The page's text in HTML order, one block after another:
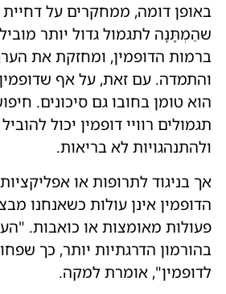
באופן דומה, ממחקרים על דחיית
שהַמְתָּנָה לתגמול גדול יותר
ברמות הדופמין, ומחזקת את
והתמדה. עם זאת, על אף שדופמין
הוא טומן בחובו גם סיכונים.
תגמולים רוויי דופמין יכול
ולהתנהגויות לא בריאות.
אך בניגוד לתרופות או
הדופמין אינן עולות כשאנחנו
פעולות מאומצות או כואבות.
בהורמון הדרגתיות יותר, כך
לדופמין", אומרת למקה.